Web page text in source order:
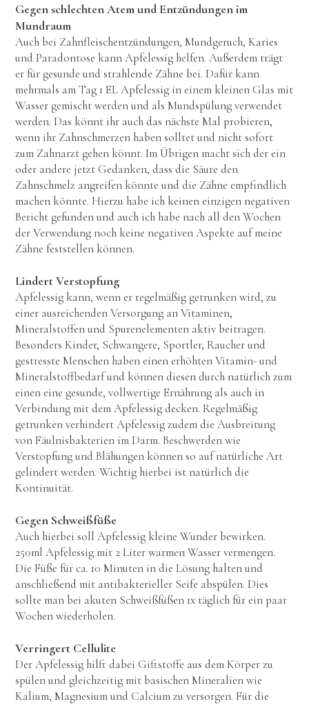
Gegen schlechten Atem und Entzündungen im
Mundraum
Auch bei Zahnfleischentzündungen, Mundgeruch, Karies
und Paradontose kann Apfelessig helfen. Außerdem trägt
er für gesunde und strahlende Zähne bei. Dafür kann
mehrmals am Tag 1 EL Apfelessig in einem kleinen Glas mit
Wasser gemischt werden und als Mundspülung verwendet
werden. Das könnt ihr auch das nächste Mal probieren,
wenn ihr Zahnschmerzen haben solltet und nicht sofort
zum Zahnarzt gehen könnt. Im Übrigen macht sich der ein
oder andere jetzt Gedanken, dass die Säure den
Zahnschmelz angreifen könnte und die Zähne empfindlich
machen könnte. Hierzu habe ich keinen einzigen negativen
Bericht gefunden und auch ich habe nach all den Wochen
der Verwendung noch keine negativen Aspekte auf meine
Zähne feststellen können.
Lindert Verstopfung
Apfelessig kann, wenn er regelmäßig getrunken wird, zu
einer ausreichenden Versorgung an Vitaminen,
Mineralstoffen und Spurenelementen aktiv beitragen.
Besonders Kinder, Schwangere, Sportler, Raucher und
gestresste Menschen haben einen erhöhten Vitamin- und
Mineralstoffbedarf und können diesen durch natürlich zum
einen eine gesunde, vollwertige Ernährung als auch in
Verbindung mit dem Apfelessig decken. Regelmäßig
getrunken verhindert Apfelessig zudem die Ausbreitung
von Fäulnisbakterien im Darm. Beschwerden wie
Verstopfung und Blähungen können so auf natürliche Art
gelindert werden. Wichtig hierbei ist natürlich die
Kontinuität.
Gegen Schweißfüße
Auch hierbei soll Apfelessig kleine Wunder bewirken.
250ml Apfelessig mit 2 Liter warmen Wasser vermengen.
Die Füße für ca. 10 Minuten in die Lösung halten und
anschließend mit antibakterieller Seife abspülen. Dies
sollte man bei akuten Schweißfüßen 1x täglich für ein paar
Wochen wiederholen.
Verringert Cellulite
Der Apfelessig hilft dabei Giftstoffe aus dem Körper zu
spülen und gleichzeitig mit basischen Mineralien wie
Kalium, Magnesium und Calcium zu versorgen. Für die